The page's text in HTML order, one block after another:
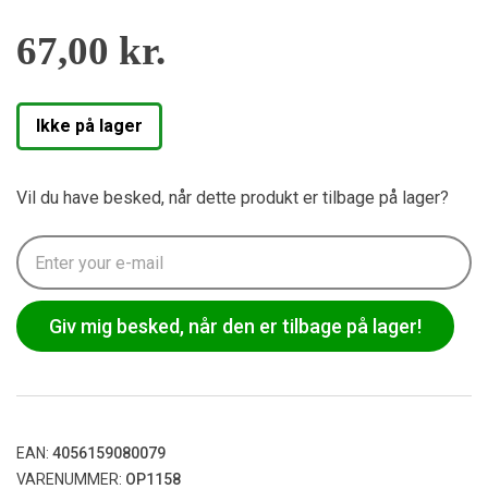
67,00 kr.
Ikke på lager
Vil du have besked, når dette produkt er tilbage på lager?
Giv mig besked, når den er tilbage på lager!
EAN: 4056159080079
VARENUMMER: OP1158